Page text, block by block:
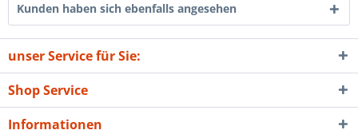
Kunden haben sich ebenfalls angesehen
unser Service für Sie:
Shop Service
Informationen